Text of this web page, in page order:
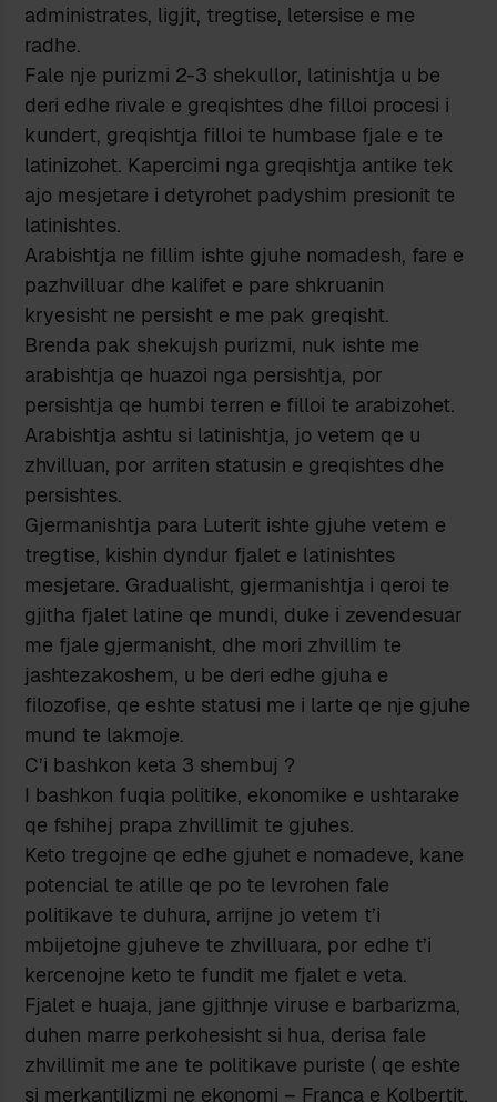
administrates, ligjit, tregtise, letersise e me
radhe.
Fale nje purizmi 2-3 shekullor, latinishtja u be
deri edhe rivale e greqishtes dhe filloi procesi i
kundert, greqishtja filloi te humbase fjale e te
latinizohet. Kapercimi nga greqishtja antike tek
ajo mesjetare i detyrohet padyshim presionit te
latinishtes.
Arabishtja ne fillim ishte gjuhe nomadesh, fare e
pazhvilluar dhe kalifet e pare shkruanin
kryesisht ne persisht e me pak greqisht.
Brenda pak shekujsh purizmi, nuk ishte me
arabishtja qe huazoi nga persishtja, por
persishtja qe humbi terren e filloi te arabizohet.
Arabishtja ashtu si latinishtja, jo vetem qe u
zhvilluan, por arriten statusin e greqishtes dhe
persishtes.
Gjermanishtja para Luterit ishte gjuhe vetem e
tregtise, kishin dyndur fjalet e latinishtes
mesjetare. Gradualisht, gjermanishtja i qeroi te
gjitha fjalet latine qe mundi, duke i zevendesuar
me fjale gjermanisht, dhe mori zhvillim te
jashtezakoshem, u be deri edhe gjuha e
filozofise, qe eshte statusi me i larte qe nje gjuhe
mund te lakmoje.
C’i bashkon keta 3 shembuj ?
I bashkon fuqia politike, ekonomike e ushtarake
qe fshihej prapa zhvillimit te gjuhes.
Keto tregojne qe edhe gjuhet e nomadeve, kane
potencial te atille qe po te levrohen fale
politikave te duhura, arrijne jo vetem t’i
mbijetojne gjuheve te zhvilluara, por edhe t’i
kercenojne keto te fundit me fjalet e veta.
Fjalet e huaja, jane gjithnje viruse e barbarizma,
duhen marre perkohesisht si hua, derisa fale
zhvillimit me ane te politikave puriste ( qe eshte
si merkantilizmi ne ekonomi – Franca e Kolbertit,